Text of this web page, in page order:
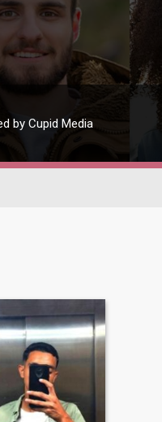
by Cupid Media